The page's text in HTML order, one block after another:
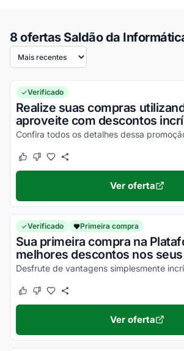
8 ofertas Saldão da
Ordenar por
Verificado
Realize suas compras
aproveite com descontos
Este cupom funcionou
Este cupom não funcionou
Ver oferta
Verificado Primeira compra
Sua primeira compra na
melhores descontos nos
Este cupom funcionou
Este cupom não funcionou
Ver oferta